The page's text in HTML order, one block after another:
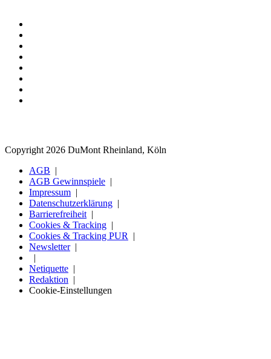
Copyright 2026 DuMont Rheinland, Köln
AGB
AGB Gewinnspiele
Impressum
Datenschutzerklärung
Barrierefreiheit
Cookies & Tracking
Cookies & Tracking PUR
Newsletter
Netiquette
Redaktion
Cookie-Einstellungen